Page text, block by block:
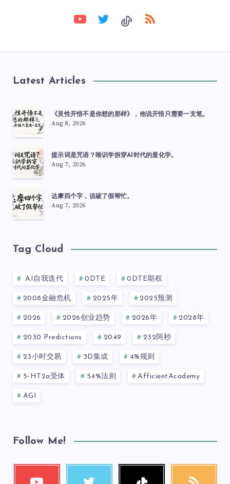
Latest Articles
《灵性开悟不是你想的那样》，他说开悟只需要一支笔。
Aug 8, 2026
提示词是咒语？唯识学拆穿AI时代的显化学。
Aug 7, 2026
达摩四个字，说破了假帮忙。
Aug 7, 2026
Tag Cloud
AI自我迭代 0DTE 0DTE期权
2008金融危机 2025年 2025预测
2026 2026创业趋势 2026年 2028年
2030 Predictions 2049 232阿秒
23小时交易 3D集成 4%规则
5-HT2a受体 54%法则 AfficientAcademy
AGI
Follow Me!